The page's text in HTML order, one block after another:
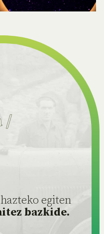
/
egiten
bazkide.